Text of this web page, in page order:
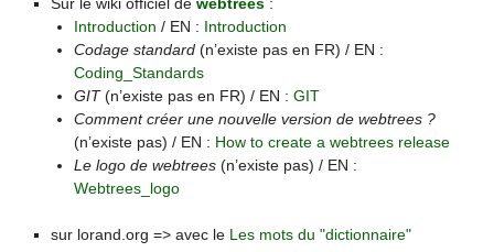
Introduction / EN : Introduction
Codage standard (n’existe pas en FR) / EN :
Coding_Standards
GIT(n’existe pas en FR) / EN :GIT
Comment créer une nouvelle version de webtrees ?
(n’existe pas) / EN : How to create a webtrees release
Le logo de webtrees (n’existe pas) / EN :
Webtrees_logo
sur lorand.org => avec le Les mots du "dictionnaire"